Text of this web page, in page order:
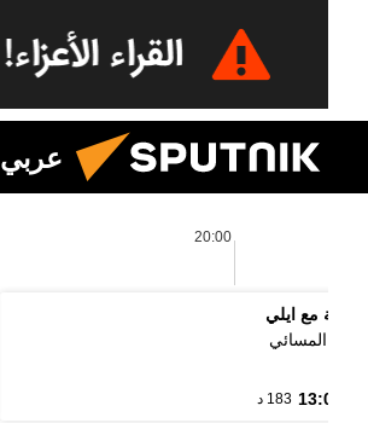
عربي
20:00
مع ايلي
المسائي
13:00 183 د